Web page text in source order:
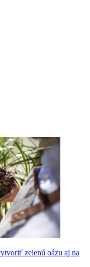
zelenú oázu aj na